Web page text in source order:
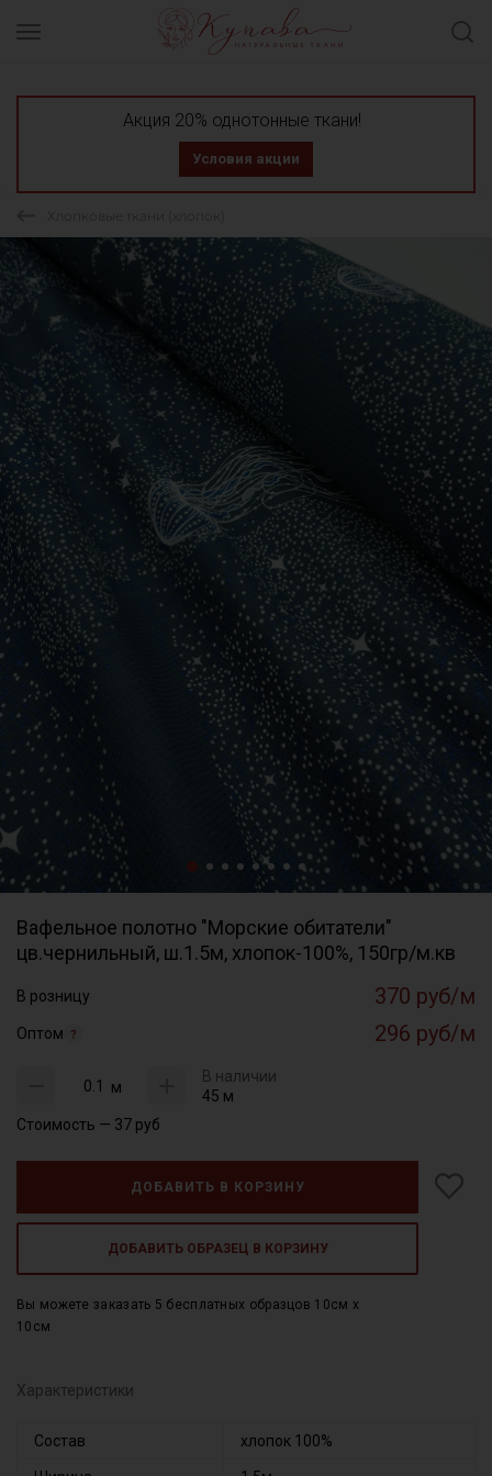
Акция 20% однотонные ткани!
Условия акции
Хлопковые ткани (хлопок)
Вафельное полотно "Морские обитатели"
цв.чернильный, ш.1.5м, хлопок-100%, 150гр/м.кв
В розницу 370 руб/м
Оптом 296 руб/м
м
В наличии
45 м
Стоимость — 37 руб
ДОБАВИТЬ В КОРЗИНУ
ДОБАВИТЬ ОБРАЗЕЦ В КОРЗИНУ
Вы можете заказать 5 бесплатных образцов 10см x
10см
Характеристики
Состав хлопок 100%